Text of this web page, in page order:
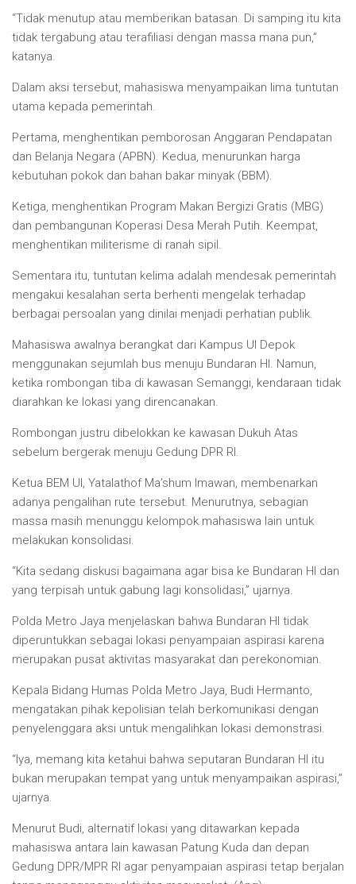
“Tidak menutup atau memberikan batasan. Di samping itu kita
tidak tergabung atau terafiliasi dengan massa mana pun,”
katanya.
Dalam aksi tersebut, mahasiswa menyampaikan lima tuntutan
utama kepada pemerintah.
Pertama, menghentikan pemborosan Anggaran Pendapatan
dan Belanja Negara (APBN). Kedua, menurunkan harga
kebutuhan pokok dan bahan bakar minyak (BBM).
Ketiga, menghentikan Program Makan Bergizi Gratis (MBG)
dan pembangunan Koperasi Desa Merah Putih. Keempat,
menghentikan militerisme di ranah sipil.
Sementara itu, tuntutan kelima adalah mendesak pemerintah
mengakui kesalahan serta berhenti mengelak terhadap
berbagai persoalan yang dinilai menjadi perhatian publik.
Mahasiswa awalnya berangkat dari Kampus UI Depok
menggunakan sejumlah bus menuju Bundaran HI. Namun,
ketika rombongan tiba di kawasan Semanggi, kendaraan tidak
diarahkan ke lokasi yang direncanakan.
Rombongan justru dibelokkan ke kawasan Dukuh Atas
sebelum bergerak menuju Gedung DPR RI.
Ketua BEM UI, Yatalathof Ma’shum Imawan, membenarkan
adanya pengalihan rute tersebut. Menurutnya, sebagian
massa masih menunggu kelompok mahasiswa lain untuk
melakukan konsolidasi.
“Kita sedang diskusi bagaimana agar bisa ke Bundaran HI dan
yang terpisah untuk gabung lagi konsolidasi,” ujarnya.
Polda Metro Jaya menjelaskan bahwa Bundaran HI tidak
diperuntukkan sebagai lokasi penyampaian aspirasi karena
merupakan pusat aktivitas masyarakat dan perekonomian.
Kepala Bidang Humas Polda Metro Jaya, Budi Hermanto,
mengatakan pihak kepolisian telah berkomunikasi dengan
penyelenggara aksi untuk mengalihkan lokasi demonstrasi.
“Iya, memang kita ketahui bahwa seputaran Bundaran HI itu
bukan merupakan tempat yang untuk menyampaikan aspirasi,”
ujarnya.
Menurut Budi, alternatif lokasi yang ditawarkan kepada
mahasiswa antara lain kawasan Patung Kuda dan depan
Gedung DPR/MPR RI agar penyampaian aspirasi tetap berjalan